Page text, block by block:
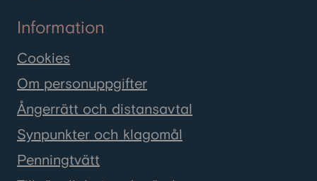
Information
Cookies
Om personuppgifter
Ångerrätt och distansavtal
Synpunkter och klagomål
Penningtvätt